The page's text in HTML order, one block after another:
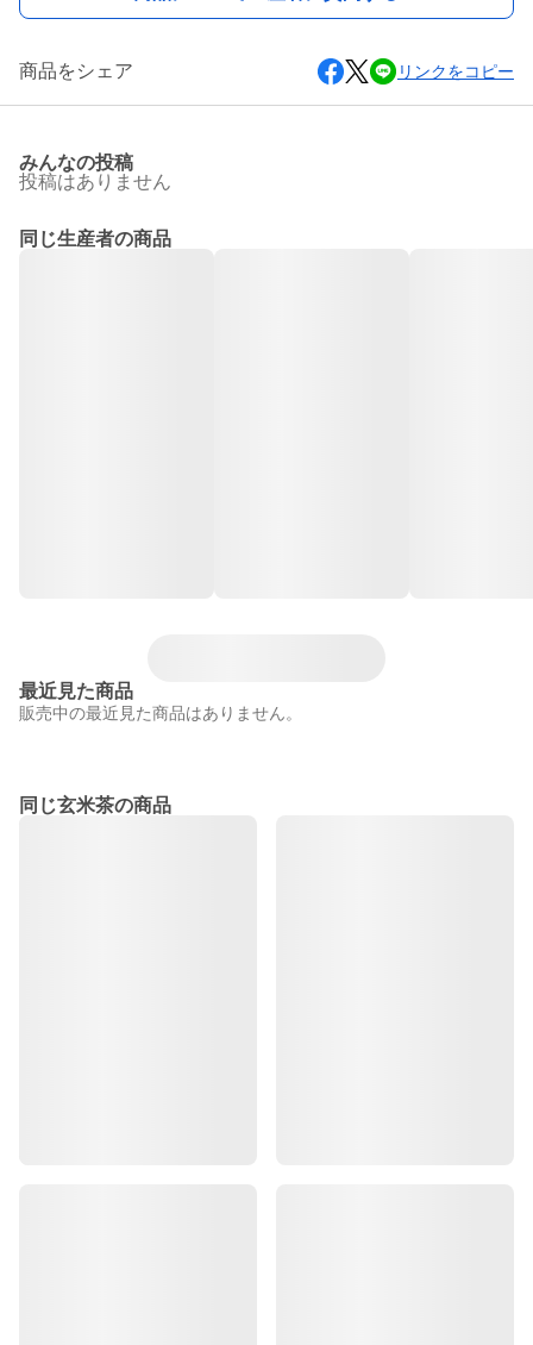
商品をシェア リンクをコピー
みんなの投稿
投稿はありません
同じ生産者の商品
最近見た商品
販売中の最近見た商品はありません。
同じ玄米茶の商品